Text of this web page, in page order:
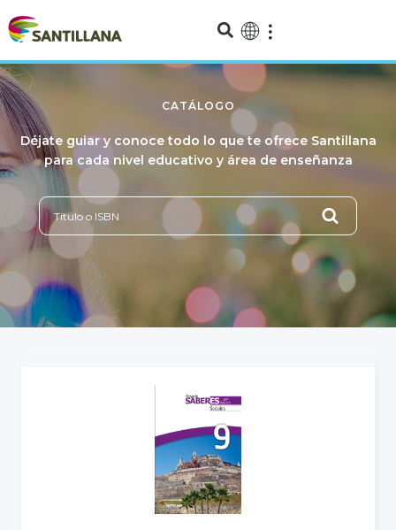
CATÁLOGO
Déjate guiar y conoce todo lo que te ofrece Santillana
para cada nivel educativo y área de enseñanza